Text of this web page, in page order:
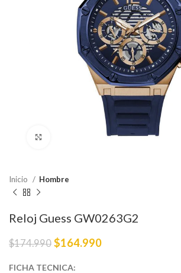
Haga Click para agrandar
Inicio Hombre
Reloj Guess GW0263G2
$174.990 $164.990
FICHA TECNICA: